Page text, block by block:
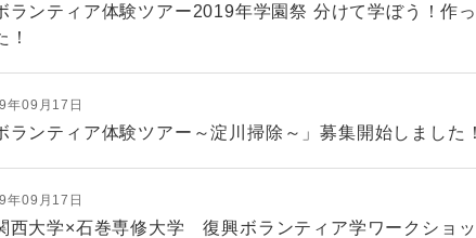
ランティア体験ツアー2019年学園祭 分けて学ぼう！作
！
年09月17日
ランティア体験ツアー～淀川掃除～」募集開始しました！
年09月17日
西大学×石巻専修大学 復興ボランティア学ワークショ